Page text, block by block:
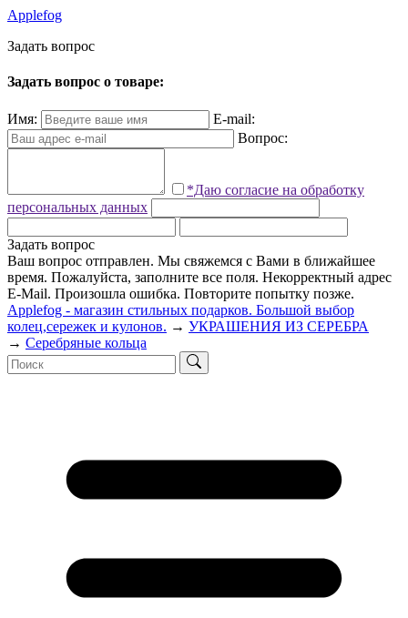
Applefog
Задать вопрос
Задать вопрос о товаре:
Имя:
E-mail:
Вопрос:
*Даю согласие на обработку
персональных данных
Задать вопрос
Ваш вопрос отправлен. Мы свяжемся с Вами в ближайшее
время. Пожалуйста, заполните все поля. Некорректный адрес
E-Mail. Произошла ошибка. Повторите попытку позже.
Applefog - магазин стильных подарков. Большой выбор
колец,сережек и кулонов. → УКРАШЕНИЯ ИЗ СЕРЕБРА
→ Серебряные кольца